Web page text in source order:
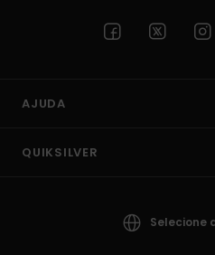
AJUDA
QUIKSILVER
Selecione